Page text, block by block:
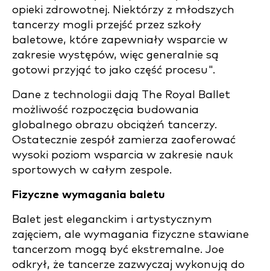
opieki zdrowotnej. Niektórzy z młodszych
tancerzy mogli przejść przez szkoły
baletowe, które zapewniały wsparcie w
zakresie występów, więc generalnie są
gotowi przyjąć to jako część procesu".
Dane z technologii dają The Royal Ballet
możliwość rozpoczęcia budowania
globalnego obrazu obciążeń tancerzy.
Ostatecznie zespół zamierza zaoferować
wysoki poziom wsparcia w zakresie nauk
sportowych w całym zespole.
Fizyczne wymagania baletu
Balet jest eleganckim i artystycznym
zajęciem, ale wymagania fizyczne stawiane
tancerzom mogą być ekstremalne. Joe
odkrył, że tancerze zazwyczaj wykonują do